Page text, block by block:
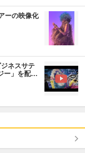
ーの映像化
ネスサテ
ー」を配…